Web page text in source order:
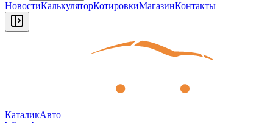
НовостиКалькуляторКотировкиМагазинКонтакты
КаталикАвто